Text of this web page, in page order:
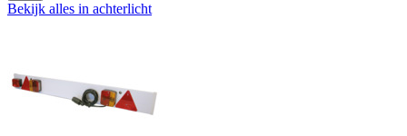
Bekijk alles in achterlicht